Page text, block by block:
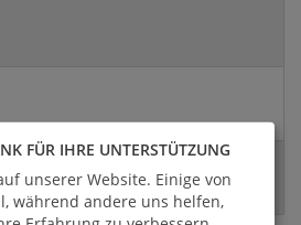
FÜR IHRE UNTERSTÜTZUNG
unserer Website. Einige von
während andere uns helfen,